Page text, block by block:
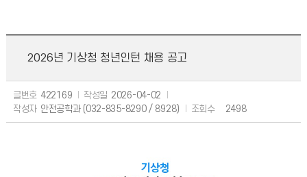
2026년 기상청 청년인턴 채용 공고
글번호 422169 작성일 2026-04-02
작성자 안전공학과 (032-835-8290 / 8928) 조회수 2498